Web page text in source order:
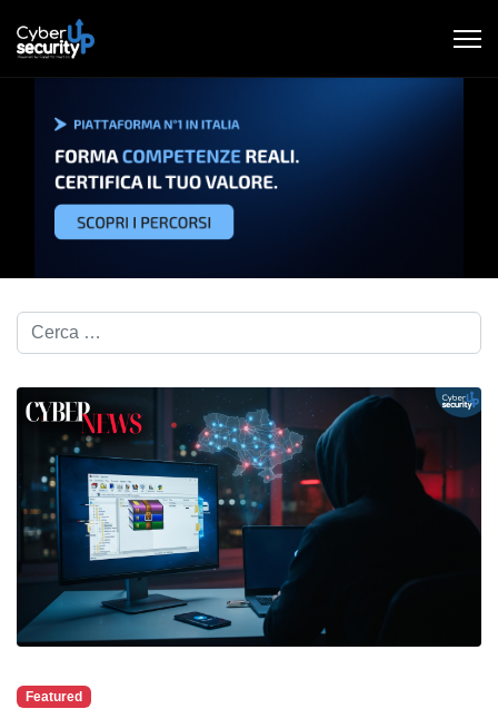
Cerca nel blog...
Featured